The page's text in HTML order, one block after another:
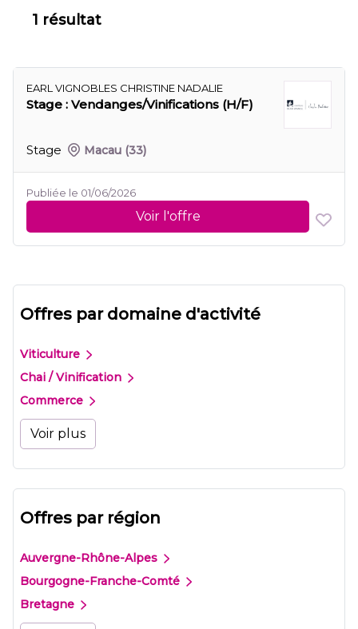
1 résultat
EARL VIGNOBLES CHRISTINE NADALIE
Stage : Vendanges/Vinifications (H/F)
Stage Macau (33)
Publiée le 01/06/2026
Voir l'offre
Offres par domaine d'activité
Viticulture
Chai / Vinification
Commerce
Voir plus
Offres par région
Auvergne-Rhône-Alpes
Bourgogne-Franche-Comté
Bretagne